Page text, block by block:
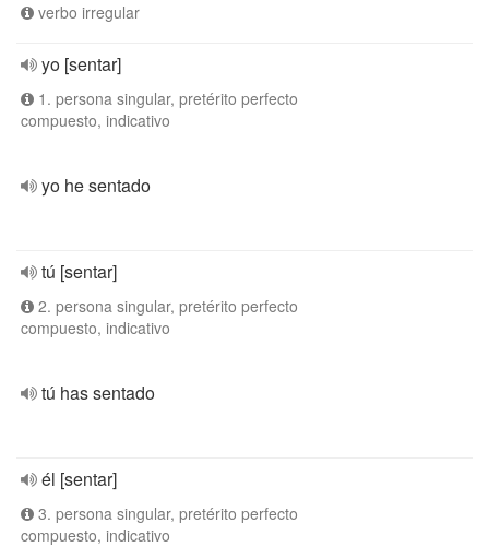
verbo irregular
yo [sentar]
1. persona singular, pretérito perfecto
compuesto, indicativo
yo he sentado
tú [sentar]
2. persona singular, pretérito perfecto
compuesto, indicativo
tú has sentado
él [sentar]
3. persona singular, pretérito perfecto
compuesto, indicativo